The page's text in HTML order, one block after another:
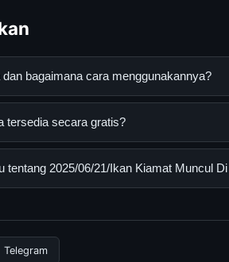
bagaimana cara menggunakannya?
digital yang dirancang untuk
tersedia secara gratis?
diakses secara gratis oleh semua
2025/06/21/Ikan Kiamat Muncul
Telegram